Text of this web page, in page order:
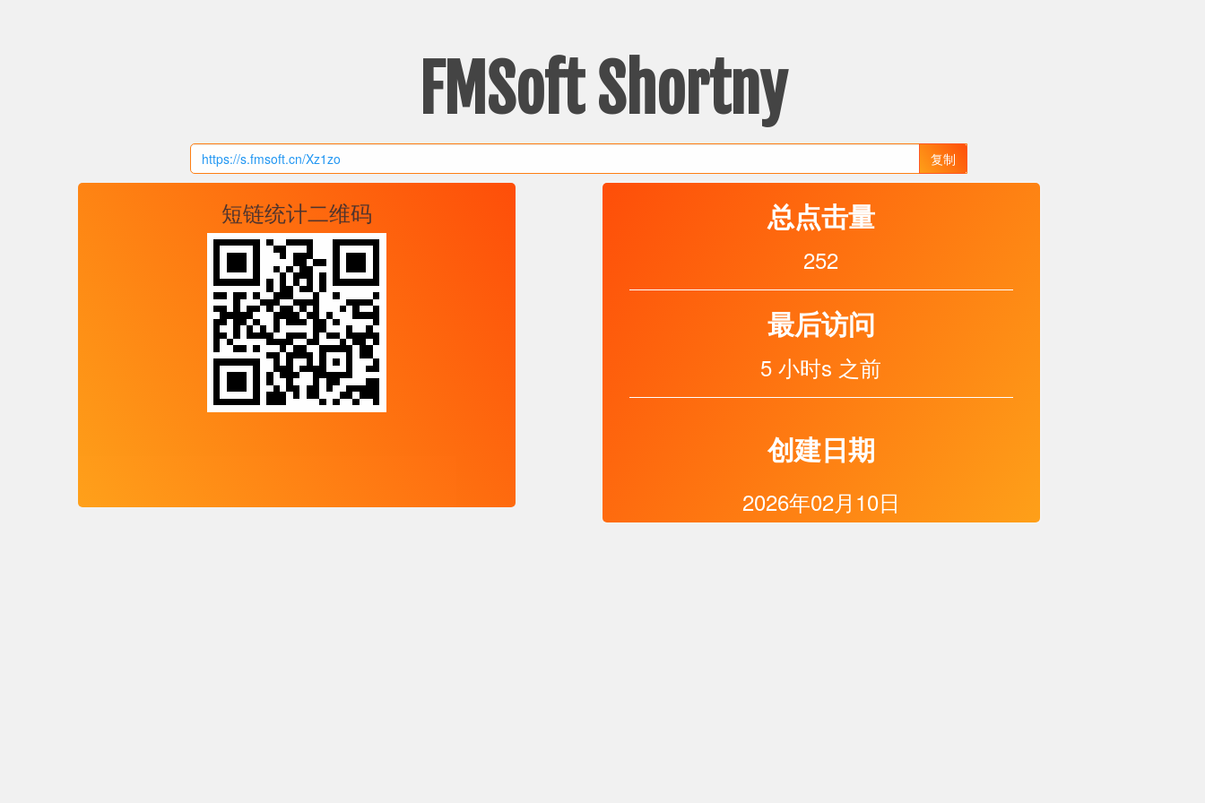
FMSoft Shortny
复制
短链统计二维码 总点击量
252
最后访问
5 小时s 之前
创建日期
2026年02月10日